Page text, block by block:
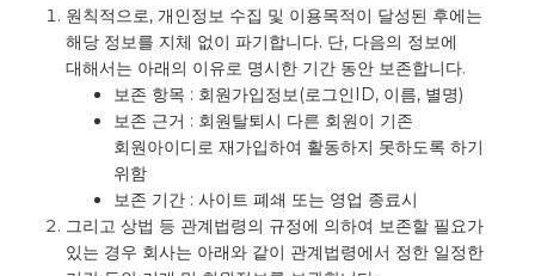
원칙적으로, 개인정보 수집 및 이용목적이 달성된 후에는
해당 정보를 지체 없이 파기합니다. 단, 다음의 정보에
대해서는 아래의 이유로 명시한 기간 동안 보존합니다.
보존 항목 : 회원가입정보(로그인ID, 이름, 별명)
보존 근거 : 회원탈퇴시 다른 회원이 기존
회원아이디로 재가입하여 활동하지 못하도록 하기
위함
보존 기간 : 사이트 폐쇄 또는 영업 종료시
그리고 상법 등 관계법령의 규정에 의하여 보존할 필요가
있는 경우 회사는 아래와 같이 관계법령에서 정한 일정한